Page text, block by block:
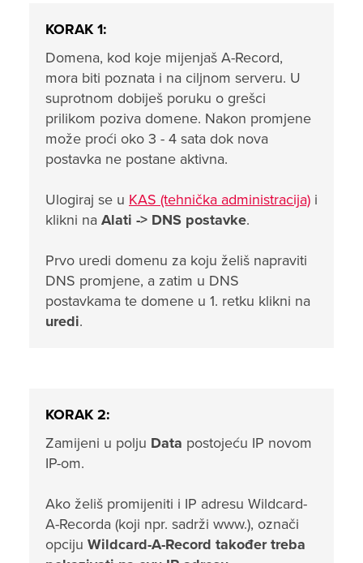
KORAK 1:
Domena, kod koje mijenjaš A-Record,
mora biti poznata i na ciljnom serveru. U
suprotnom dobiješ poruku o grešci
prilikom poziva domene. Nakon promjene
može proći oko 3 - 4 sata dok nova
postavka ne postane aktivna.
Ulogiraj se u KAS (tehnička administracija) i
klikni na Alati -> DNS postavke.
Prvo uredi domenu za koju želiš napraviti
DNS promjene, a zatim u DNS
postavkama te domene u 1. retku klikni na
uredi.
KORAK 2:
Zamijeni u polju Data postojeću IP novom
IP-om.
Ako želiš promijeniti i IP adresu Wildcard-
A-Recorda (koji npr. sadrži www.), označi
opciju Wildcard-A-Record također treba